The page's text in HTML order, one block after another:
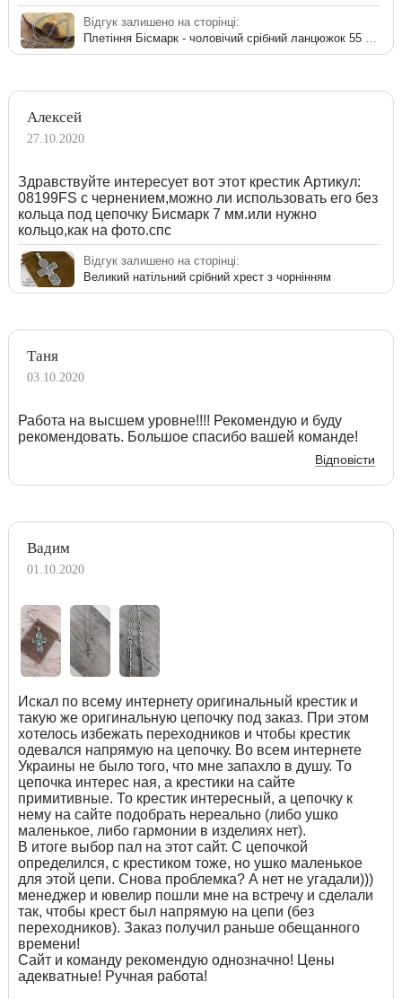
Відгук залишено на сторінці:
Алексей
27.10.2020
Здравствуйте интересует вот этот крестик Артикул:
08199FS с чернением,можно ли использовать его без
кольца под цепочку Бисмарк 7 мм.или нужно
кольцо,как на фото.спс
Відгук залишено на сторінці:
Великий натільний срібний хрест з чорнінням
Таня
03.10.2020
Работа на высшем уровне!!!! Рекомендую и буду
рекомендовать. Большое спасибо вашей команде!
Відповісти
Вадим
01.10.2020
Искал по всему интернету оригинальный крестик и
такую же оригинальную цепочку под заказ. При этом
хотелось избежать переходников и чтобы крестик
одевался напрямую на цепочку. Во всем интернете
Украины не было того, что мне запахло в душу. То
цепочка интерес ная, а крестики на сайте
примитивные. То крестик интересный, а цепочку к
нему на сайте подобрать нереально (либо ушко
маленькое, либо гармонии в изделиях нет).
В итоге выбор пал на этот сайт. С цепочкой
определился, с крестиком тоже, но ушко маленькое
для этой цепи. Снова проблемка? А нет не угадали)))
менеджер и ювелир пошли мне на встречу и сделали
так, чтобы крест был напрямую на цепи (без
переходников). Заказ получил раньше обещанного
времени!
Сайт и команду рекомендую однозначно! Цены
адекватные! Ручная работа!